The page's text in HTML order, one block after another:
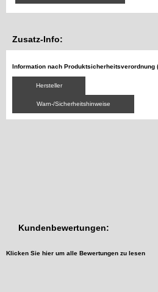
Zusatz-Info:
Information nach Produktsicherheitsverordnung
Hersteller
Warn-/Sicherheitshinweise
Kundenbewertungen:
Klicken Sie hier um alle Bewertungen zu lesen